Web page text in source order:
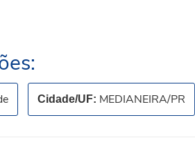
Cidade/UF: MEDIANEIRA/PR